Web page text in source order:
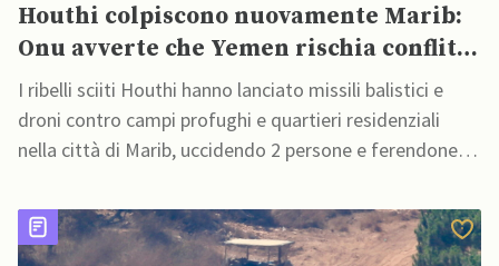
Houthi colpiscono nuovamente Marib:
Onu avverte che Yemen rischia conflitto
più ampio
I ribelli sciiti Houthi hanno lanciato missili balistici e
droni contro campi profughi e quartieri residenziali
nella città di Marib, uccidendo 2 persone e ferendone